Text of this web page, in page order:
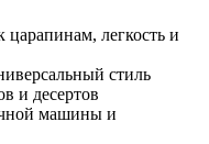
легкость и
стиль
и десертов
машины и